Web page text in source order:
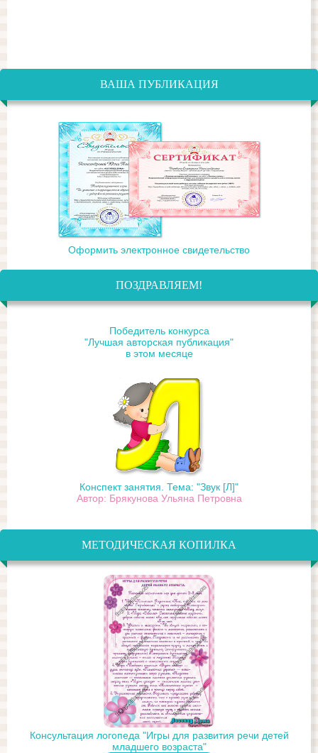
ВАША ПУБЛИКАЦИЯ
Оформить электронное свидетельство
ПОЗДРАВЛЯЕМ!
Победитель конкурса
"Лучшая авторская публикация"
в этом месяце
Конспект занятия. Тема: "Звук [Л]"
Автор: Брякунова Ульяна Петровна
МЕТОДИЧЕСКАЯ КОПИЛКА
Консультация логопеда "Игры для развития речи детей
младшего возраста"